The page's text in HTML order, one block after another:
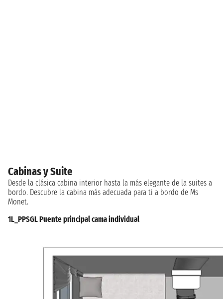
Cabinas y Suite
Desde la clásica cabina interior hasta la más elegante de la suites a
bordo. Descubre la cabina más adecuada para ti a bordo de Ms
Monet.
1L_PPSGL Puente principal cama individual